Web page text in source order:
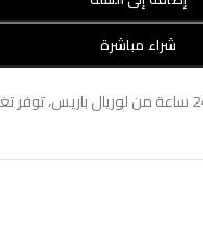
شراء مباشرة
بودرة اساس انفاليبل فريش وير تدوم حتى 24 ساعة